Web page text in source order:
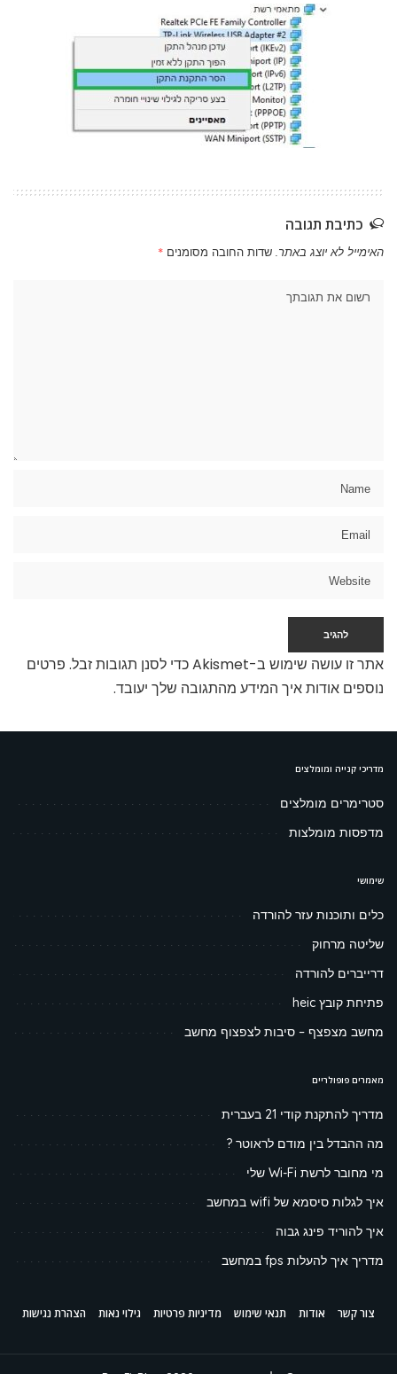
כתיבת תגובה
האימייל לא יוצג באתר. שדות החובה מסומנים *
אתר זו עושה שימוש ב-Akismet כדי לסנן תגובות זבל.
פרטים
נוספים אודות איך המידע מהתגובה שלך יעובד.
מדריכי קנייה ומומלצים
סטרימרים מומלצים
מדפסות מומלצות
שימושי
כלים ותוכנות עזר להורדה
שליטה מרחוק
דרייברים להורדה
פתיחת קובץ heic
מחשב מצפצף – סיבות לצפצוף מחשב
מאמרים פופולריים
מדריך להתקנת קודי 21 בעברית
מה ההבדל בין מודם לראוטר ?
מי מחובר לרשת Wi-Fi שלי
איך לגלות סיסמא של wifi במחשב
איך להוריד פינג גבוה
מדריך איך להעלות fps במחשב
צור קשר אודות תנאי שימוש מדיניות פרטיות גילוי נאות הצהרת נגישות